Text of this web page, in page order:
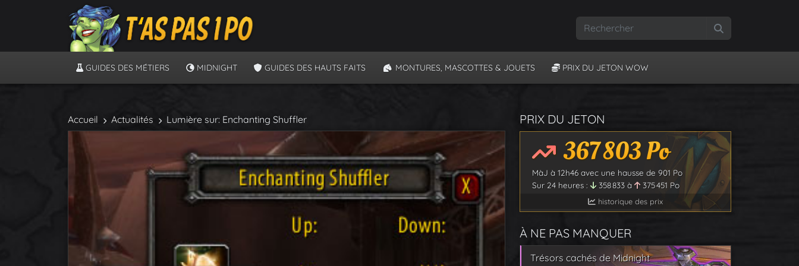
GUIDES DES MÉTIERS MIDNIGHT GUIDES DES HAUTS FAITS MONTURES, MASCOTTES & JOUETS PRIX DU JETON WOW
Accueil Actualités Lumière sur: Enchanting Shuffler PRIX DU JETON
367 803Po
MàJ à 12h46 avec une hausse de 901 Po
Sur 24 heures :
358 833 à 375 451 Po
historique des prix
À NE PAS MANQUER
Trésors cachés de Midnight